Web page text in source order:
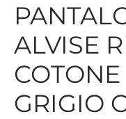
ALVISE
COTONE
GRIGIO